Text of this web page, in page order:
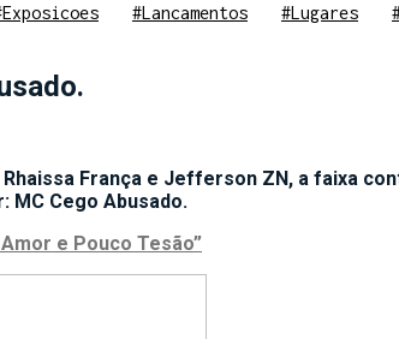
#Lancamentos #Lugares
França e Jefferson ZN, a faixa
MC Cego Abusado.
e Pouco Tesão”